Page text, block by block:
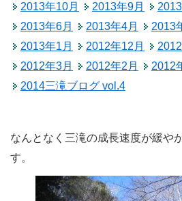
2013年10月
2013年9月
2013年6月
2013年4月 2013
2013年1月
2012年12月
2012年3月
2012年2月 2012
2014三滝ブログ vol.4
なんとなく三滝の成長速度が緩や
す。